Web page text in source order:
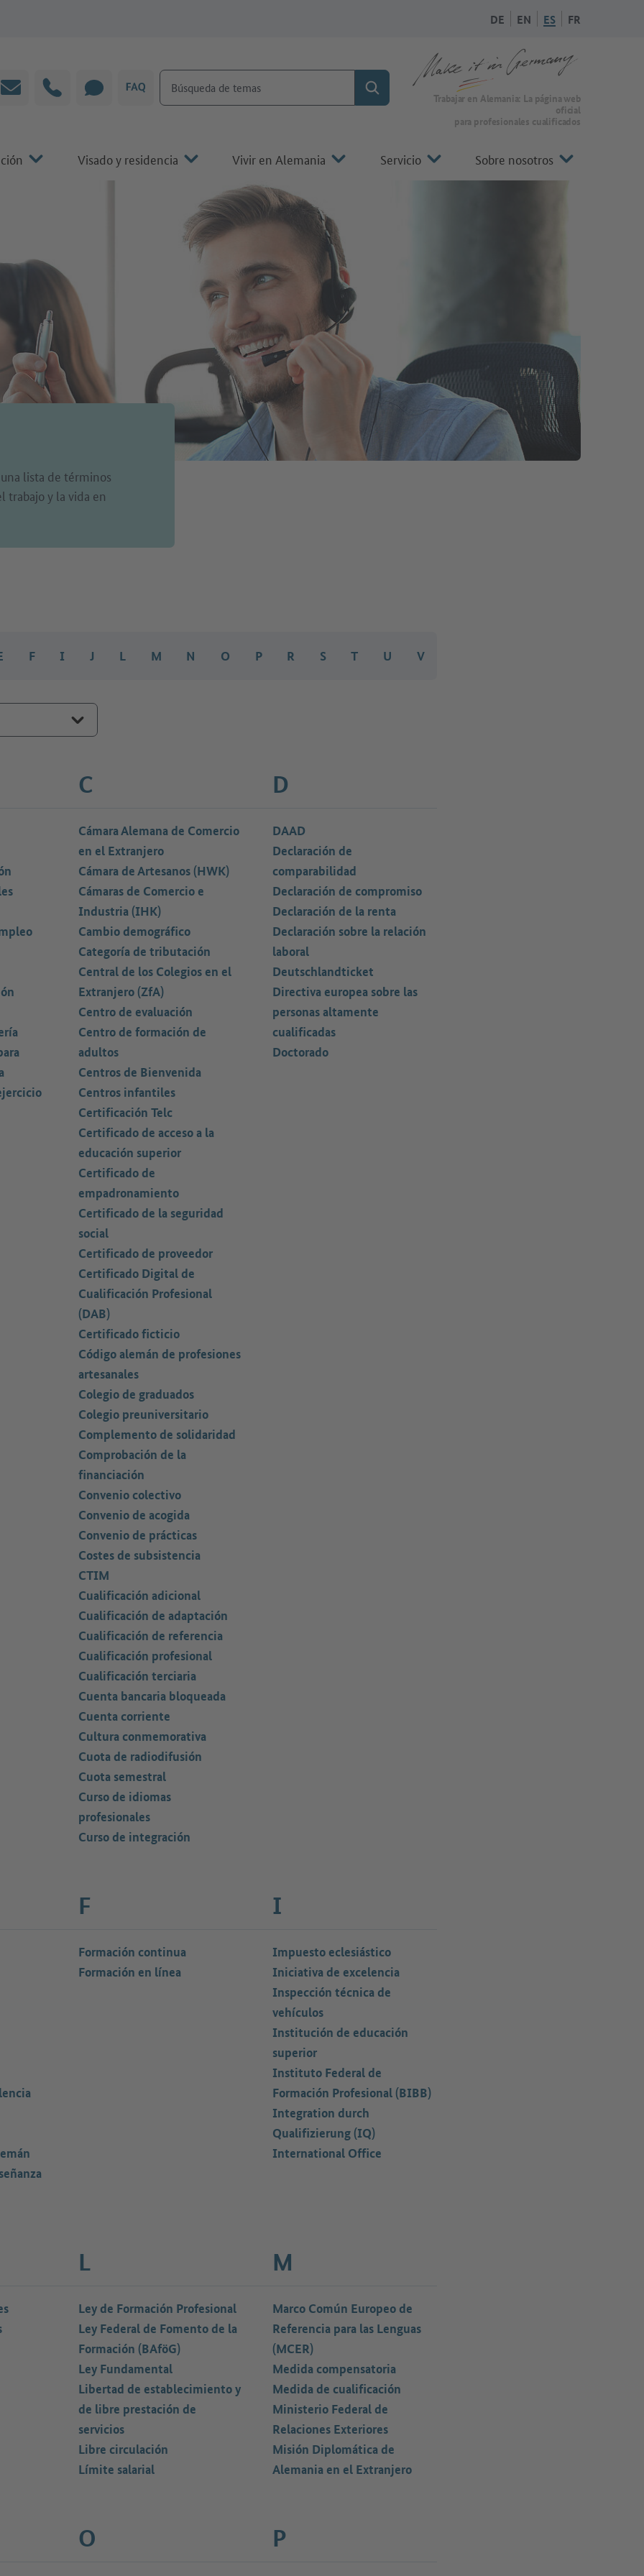
DE EN ES FR
Correo electrónico
Línea directa
CHAT P&F
Búsqueda de temas
Búsqueda A la página de inicio de Make it in Germany
Trabajar en Alemania: La página web
oficial
para profesionales cualificados
Visado y residencia Vivir en Alemania Servicio Sobre nosotros
lista de términos
trabajo y la vida en
F I J L M N O P R S T U V
C
Cámara Alemana de Comercio
en el Extranjero
Cámara de Artesanos (HWK)
Cámaras de Comercio e
Industria (IHK)
Cambio demográfico
Categoría de tributación
Central de los Colegios en el
Extranjero (ZfA)
Centro de evaluación
Centro de formación de
adultos
Centros de Bienvenida
Centros infantiles
Certificación Telc
Certificado de acceso a la
educación superior
Certificado de
empadronamiento
Certificado de la seguridad
social
Certificado de proveedor
Certificado Digital de
Cualificación Profesional
(DAB)
Certificado ficticio
Código alemán de profesiones
artesanales
Colegio de graduados
Colegio preuniversitario
Complemento de solidaridad
Comprobación de la
financiación
Convenio colectivo
Convenio de acogida
Convenio de prácticas
Costes de subsistencia
CTIM
Cualificación adicional
Cualificación de adaptación
Cualificación de referencia
Cualificación profesional
Cualificación terciaria
Cuenta bancaria bloqueada
Cuenta corriente
Cultura conmemorativa
Cuota de radiodifusión
Cuota semestral
Curso de idiomas
profesionales
Curso de integración
D
DAAD
Declaración de
comparabilidad
Declaración de compromiso
Declaración de la renta
Declaración sobre la relación
laboral
Deutschlandticket
Directiva europea sobre las
personas altamente
cualificadas
Doctorado
F
Formación continua
Formación en línea
I
Impuesto eclesiástico
Iniciativa de excelencia
Inspección técnica de
vehículos
Institución de educación
superior
Instituto Federal de
Formación Profesional (BIBB)
Integration durch
Qualifizierung (IQ)
International Office
L
Ley de Formación Profesional
Ley Federal de Fomento de la
Formación (BAföG)
Ley Fundamental
Libertad de establecimiento y
de libre prestación de
servicios
Libre circulación
Límite salarial
M
Marco Común Europeo de
Referencia para las Lenguas
(MCER)
Medida compensatoria
Medida de cualificación
Ministerio Federal de
Relaciones Exteriores
Misión Diplomática de
Alemania en el Extranjero
O P